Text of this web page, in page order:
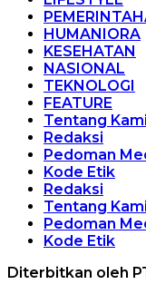
HUMANIORA
KESEHATAN
NASIONAL
TEKNOLOGI
FEATURE
Tentang Kami
Redaksi
Pedoman
Kode Etik
Redaksi
Tentang Kami
Pedoman
Kode Etik
Diterbitkan oleh